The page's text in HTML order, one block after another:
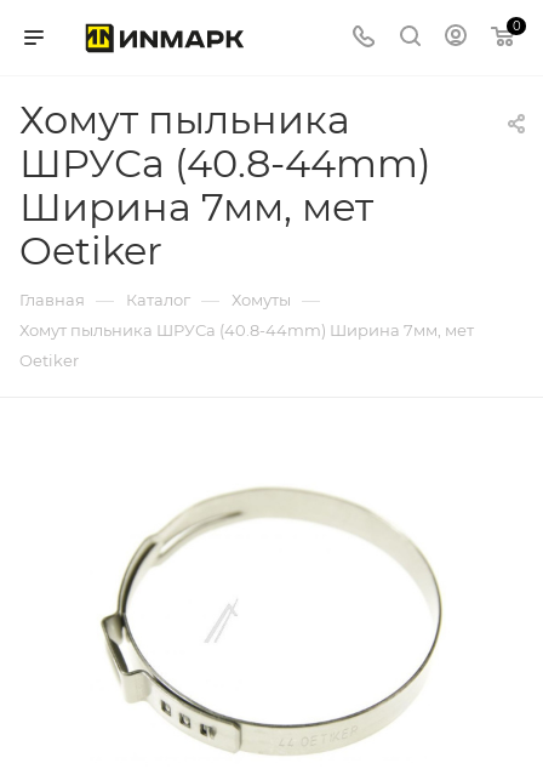
0
Хомут пыльника
ШРУСа (40.8-44mm)
Ширина 7мм, мет
Oetiker
Главная — Каталог — Хомуты —
Хомут пыльника ШРУСа (40.8-44mm) Ширина 7мм, мет
Oetiker